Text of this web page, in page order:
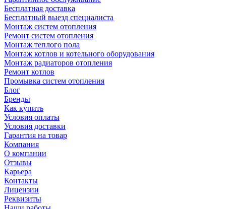
Бесплатная доставка
Бесплатный выезд специалиста
Монтаж систем отопления
Ремонт систем отопления
Монтаж теплого пола
Монтаж котлов и котельного оборудования
Монтаж радиаторов отопления
Ремонт котлов
Промывка систем отопления
Блог
Бренды
Как купить
Условия оплаты
Условия доставки
Гарантия на товар
Компания
О компании
Отзывы
Карьера
Контакты
Лицензии
Реквизиты